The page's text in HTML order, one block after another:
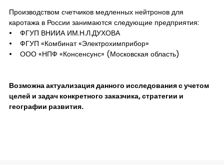
Производством счетчиков медленных нейтронов для
каротажа в России занимаются следующие предприятия:
• ФГУП ВНИИА ИМ.Н.Л.ДУХОВА
• ФГУП «Комбинат «Электрохимприбор»
• ООО «НПФ «Консенсунс» (Московская область)
Возможна актуализация данного исследования с учетом
целей и задач конкретного заказчика, стратегии и
географии развития.